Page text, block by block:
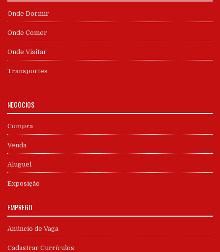
Onde Dormir
Onde Comer
Onde Visitar
Transportes
NEGÓCIOS
Compra
Venda
Aluguel
Exposição
EMPREGO
Anúncio de Vaga
Cadastrar Currículos